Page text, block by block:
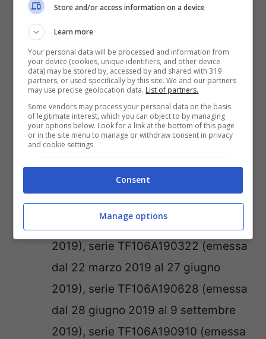
ottobre 2022), serie TF103221027
(emessa dal 27 ottobre 2022 al 31
dicembre 2022);
3 Anni Premium: serie
TF203A220719 (emessa da 19 luglio
2022 al 30 agosto 2022);
Bfp 3 Europa: serie TF104A190910
(emessa dal 10 luglio 2019 al 31
dicembre 2021);
3×2: serie TF106A180914 (emessa
dal 14 settembre 2018 al 21 marzo
2019), serie TF106A190322 (emessa
dal 22 marzo 2019 al 27 giugno
2019), serie TF106A190628 (emessa
dal 28 giugno 2019 al 9 settembre
2019), serie TF106A190910 (emessa
Store and/or access information on a device
Learn more
Your personal data will be processed and information from
your device (cookies, unique identifiers, and other device
data) may be stored by, accessed by and shared with 319
partners, or used specifically by this site. We and our partners
may use precise geolocation data. List of partners.
Some vendors may process your personal data on the basis
of legitimate interest, which you can object to by managing
your options below. Look for a link at the bottom of this page
or in the site menu to manage or withdraw consent in privacy
and cookie settings.
Consent
Manage options